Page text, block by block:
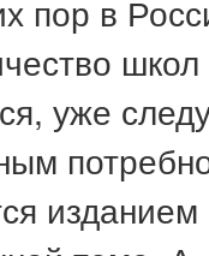
пор в
уже